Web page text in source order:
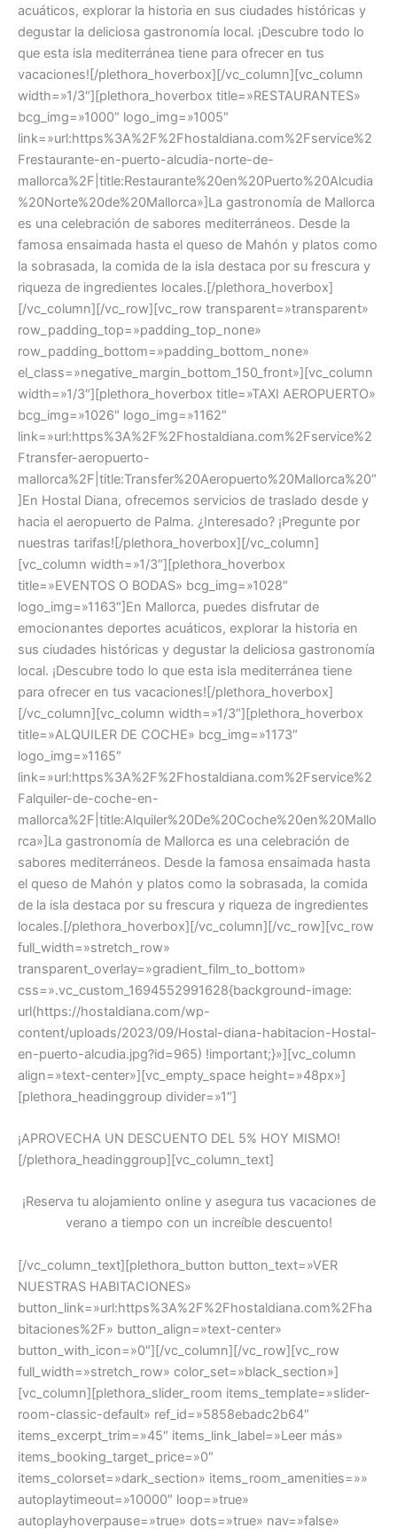
acuáticos, explorar la historia en sus ciudades históricas y
degustar la deliciosa gastronomía local. ¡Descubre todo lo
que esta isla mediterránea tiene para ofrecer en tus
vacaciones![/plethora_hoverbox][/vc_column][vc_column
width=»1/3″][plethora_hoverbox title=»RESTAURANTES»
bcg_img=»1000″ logo_img=»1005″
link=»url:https%3A%2F%2Fhostaldiana.com%2Fservice%2
Frestaurante-en-puerto-alcudia-norte-de-
mallorca%2F|title:Restaurante%20en%20Puerto%20Alcudia
%20Norte%20de%20Mallorca»]La gastronomía de Mallorca
es una celebración de sabores mediterráneos. Desde la
famosa ensaimada hasta el queso de Mahón y platos como
la sobrasada, la comida de la isla destaca por su frescura y
riqueza de ingredientes locales.[/plethora_hoverbox]
[/vc_column][/vc_row][vc_row transparent=»transparent»
row_padding_top=»padding_top_none»
row_padding_bottom=»padding_bottom_none»
el_class=»negative_margin_bottom_150_front»][vc_column
width=»1/3″][plethora_hoverbox title=»TAXI AEROPUERTO»
bcg_img=»1026″ logo_img=»1162″
link=»url:https%3A%2F%2Fhostaldiana.com%2Fservice%2
Ftransfer-aeropuerto-
mallorca%2F|title:Transfer%20Aeropuerto%20Mallorca%20″
]En Hostal Diana, ofrecemos servicios de traslado desde y
hacia el aeropuerto de Palma. ¿Interesado? ¡Pregunte por
nuestras tarifas![/plethora_hoverbox][/vc_column]
[vc_column width=»1/3″][plethora_hoverbox
title=»EVENTOS O BODAS» bcg_img=»1028″
logo_img=»1163″]En Mallorca, puedes disfrutar de
emocionantes deportes acuáticos, explorar la historia en
sus ciudades históricas y degustar la deliciosa gastronomía
local. ¡Descubre todo lo que esta isla mediterránea tiene
para ofrecer en tus vacaciones![/plethora_hoverbox]
[/vc_column][vc_column width=»1/3″][plethora_hoverbox
title=»ALQUILER DE COCHE» bcg_img=»1173″
logo_img=»1165″
link=»url:https%3A%2F%2Fhostaldiana.com%2Fservice%2
Falquiler-de-coche-en-
mallorca%2F|title:Alquiler%20De%20Coche%20en%20Mallo
rca»]La gastronomía de Mallorca es una celebración de
sabores mediterráneos. Desde la famosa ensaimada hasta
el queso de Mahón y platos como la sobrasada, la comida
de la isla destaca por su frescura y riqueza de ingredientes
locales.[/plethora_hoverbox][/vc_column][/vc_row][vc_row
full_width=»stretch_row»
transparent_overlay=»gradient_film_to_bottom»
css=».vc_custom_1694552991628{background-image:
url(https://hostaldiana.com/wp-
content/uploads/2023/09/Hostal-diana-habitacion-Hostal-
en-puerto-alcudia.jpg?id=965) !important;}»][vc_column
align=»text-center»][vc_empty_space height=»48px»]
[plethora_headinggroup divider=»1″]
¡APROVECHA UN DESCUENTO DEL 5% HOY MISMO!
[/plethora_headinggroup][vc_column_text]
¡Reserva tu alojamiento online y asegura tus vacaciones de
verano a tiempo con un increíble descuento!
[/vc_column_text][plethora_button button_text=»VER
NUESTRAS HABITACIONES»
button_link=»url:https%3A%2F%2Fhostaldiana.com%2Fha
bitaciones%2F» button_align=»text-center»
button_with_icon=»0″][/vc_column][/vc_row][vc_row
full_width=»stretch_row» color_set=»black_section»]
[vc_column][plethora_slider_room items_template=»slider-
room-classic-default» ref_id=»5858ebadc2b64″
items_excerpt_trim=»45″ items_link_label=»Leer más»
items_booking_target_price=»0″
items_colorset=»dark_section» items_room_amenities=»»
autoplaytimeout=»10000″ loop=»true»
autoplayhoverpause=»true» dots=»true» nav=»false»